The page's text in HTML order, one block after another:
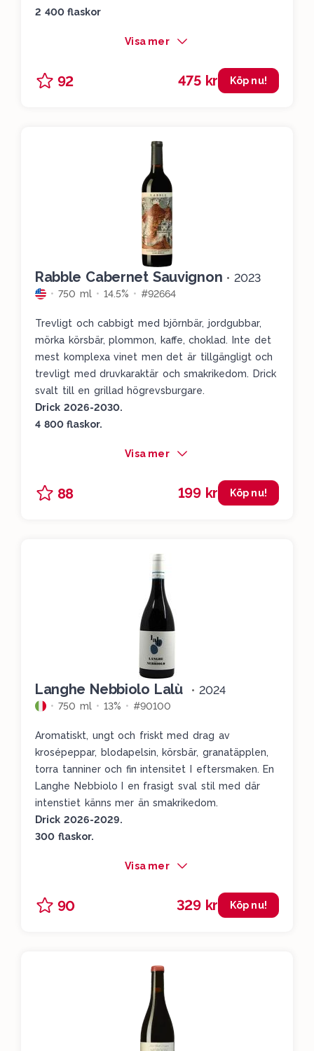
2 400 flaskor
Visa mer
92 475 kr Köp nu!
Rabble Cabernet Sauvignon • 2023
750 ml 14.5% #92664
Trevligt och cabbigt med björnbär, jordgubbar,
mörka körsbär, plommon, kaffe, choklad. Inte det
mest komplexa vinet men det är tillgängligt och
trevligt med druvkaraktär och smakrikedom. Drick
svalt till en grillad högrevsburgare.
Drick 2026-2030.
4 800 flaskor.
Visa mer
88 199 kr Köp nu!
Langhe Nebbiolo Lalù • 2024
750 ml 13% #90100
Aromatiskt, ungt och friskt med drag av
krosépeppar, blodapelsin, körsbär, granatäpplen,
torra tanniner och fin intensitet I eftersmaken. En
Langhe Nebbiolo I en frasigt sval stil med där
intenstiet känns mer än smakrikedom.
Drick 2026-2029.
300 flaskor.
Visa mer
90 329 kr Köp nu!